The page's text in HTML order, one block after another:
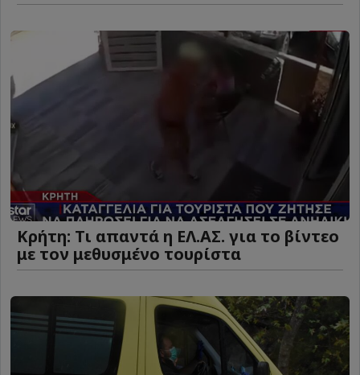
Κρήτη: Τι απαντά η ΕΛ.ΑΣ. για το βίντεο
με τον μεθυσμένο τουρίστα